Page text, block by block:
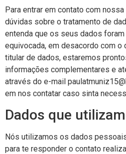
Para entrar em contato com
dúvidas sobre o tratamento de
entenda que os seus dados
equivocada, em desacordo com o
titular de dados, estaremos
informações complementares e
através do e-mail
em nos contatar caso sinta
Dados que
Nós utilizamos os dados
para te responder o contato